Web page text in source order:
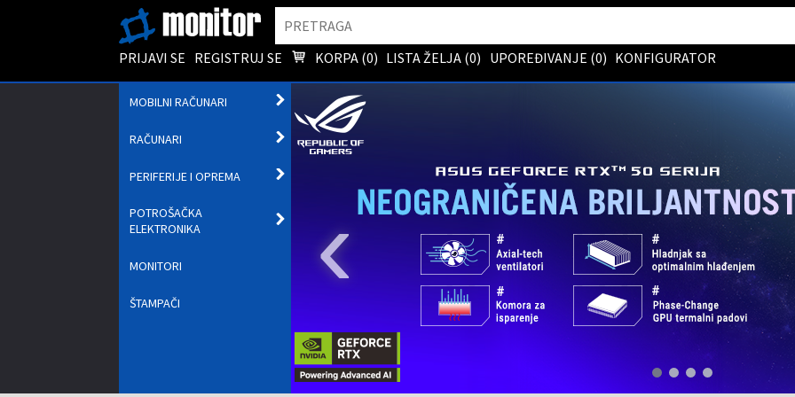
PRIJAVI SE REGISTRUJ SE KORPA (0) LISTA ŽELJA (0) UPOREĐIVANJE (0) KONFIGURATOR
MOBILNI RAČUNARI
PODMENI
RAČUNARI
OTVORI
PODMENI
PERIFERIJE I OPREMA
POTROŠAČKA
ELEKTRONIKA
MONITORI
ŠTAMPAČI ‹